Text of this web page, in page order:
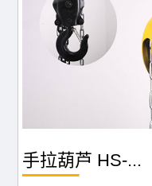
手拉葫芦 HS-...